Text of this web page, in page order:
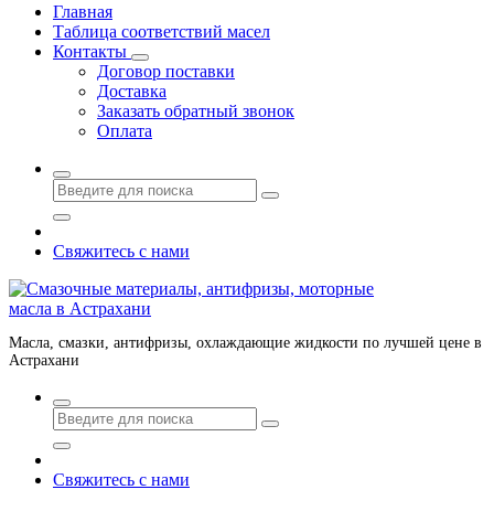
Главная
Таблица соответствий масел
Контакты
Договор поставки
Доставка
Заказать обратный звонок
Оплата
Свяжитесь с нами
Масла, смазки, антифризы, охлаждающие жидкости по лучшей цене в
Астрахани
Свяжитесь с нами